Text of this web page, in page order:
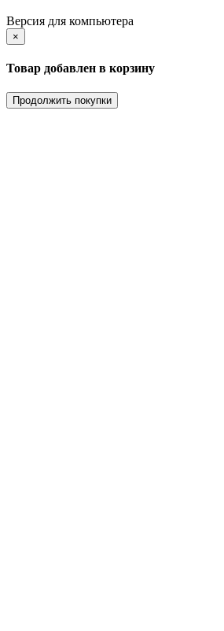
Версия для компьютера
×
Товар добавлен в корзину
Продолжить покупки